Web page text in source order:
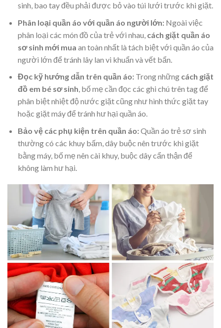
sinh, bao tay đều phải được bỏ vào túi lưới trước khi giặt.
Phân loại quần áo với quần áo người lớn:Ngoài việc
phân loại các món đồ của trẻ với nhau, cách giặt quần áo
sơ sinh mới mua an toàn nhất là tách biệt với quần áo của
người lớn để tránh lây lan vi khuẩn và vết bẩn.
Đọc kỹ hướng dẫn trên quần áo: Trong những cách giặt
đồ em bé sơ sinh, bố mẹ cần đọc các ghi chú trên tag để
phân biệt nhiệt độ nước giặt cũng như hình thức giặt tay
hoặc giặt máy để tránh hư hại quần áo.
Bảo vệ các phụ kiện trên quần áo:Quần áo trẻ sơ sinh
thường có các khuy bấm, dây buộc nên trước khi giặt
bằng máy, bố mẹ nên cài khuy, buộc dây cẩn thận để
không làm hư hại.